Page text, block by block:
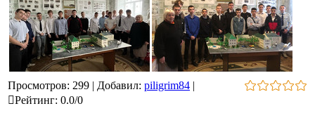
Просмотров: 299 | Добавил: piligrim84 |
Рейтинг: 0.0/0